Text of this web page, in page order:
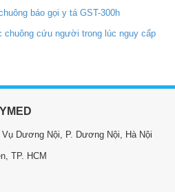
báo gọi y tá GST-300h
chuông cứu người trong lúc nguy cấp
Vụ Dương Nội, P. Dương Nội, Hà Nội
TP. HCM